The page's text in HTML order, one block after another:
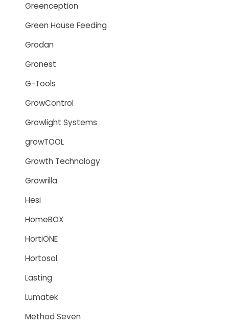
Greenception
Green House Feeding
Grodan
Gronest
G-Tools
GrowControl
Growlight Systems
growTOOL
Growth Technology
Growrilla
Hesi
HomeBOX
HortiONE
Hortosol
Lasting
Lumatek
Method Seven